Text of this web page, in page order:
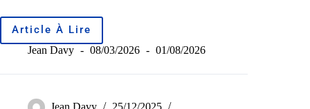
Article À Lire
Jean Davy 08/03/2026 01/08/2026